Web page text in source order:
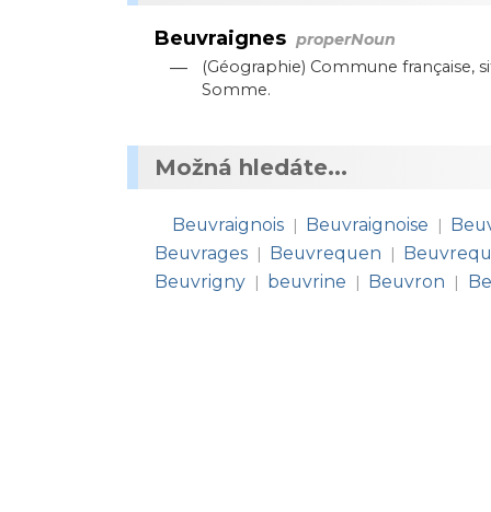
Beuvraignes properNoun
—
(Géographie) Commune française,
Somme.
Možná hledáte...
Beuvraignois | Beuvraignoise |
Beuvrages | Beuvrequen |
Beuvrigny | beuvrine | Beuvron |